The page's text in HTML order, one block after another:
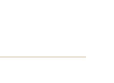
wechseln.